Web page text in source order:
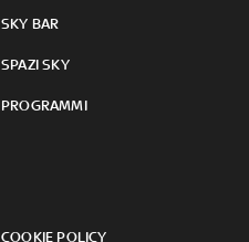
SKY BAR
SPAZI SKY
PROGRAMMI
COOKIE POLICY